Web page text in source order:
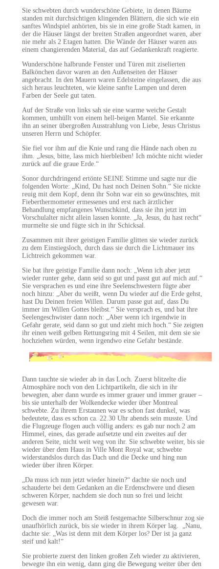
Sie schwebten durch wunderschöne Gebiete, in denen Bäume
standen mit durchsichtigen klingenden Blättern, die sich wie ein
sanftes Windspiel anhörten, bis sie in eine große Stadt kamen, in
der die Häuser längst der breiten Straßen angeordnet waren, aber
nie mehr als 2 Etagen hatten. Die Wände der Häuser waren aus
einem changierenden Material, das auf Gedankenkraft reagierte.
Wunderschöne halbrunde Fenster und Türen mit ziselierten
Balkönchen davor waren an den Außenseiten der Häuser
angebracht. In den Mauern waren Edelsteine eingelassen, die aus
sich heraus leuchteten, wie kleine sanfte Lampen und deren
Farben der Seele gut taten.
Auf der Straße von links sah sie eine warme weiche Gestalt
kommen, umhüllt von einem hell-beigen Mantel. Sie erkannte
ihn an seiner übergroßen Ausstrahlung von Liebe, Jesus Christus
unseren Herrn und Schöpfer.
Sie fiel vor ihm auf die Knie und rang die Hände nach oben zu
ihm. „Jesus, bitte, lass mich hierbleiben! Ich möchte nicht wieder
zurück auf die graue Erde.“
Sonor durchdringend ertönte SEINE Stimme und sagte nur die
folgenden Worte: „Kind, Du hast noch Deinen Sohn.“ Sie nickte
reuig mit dem Kopf, denn ihr Sohn war ein so gewünschtes, mit
Fieberthermometer ermessenes und erst nach ärztlicher
Behandlung empfangenes Wunschkind, dass sie ihn jetzt im
Vorschulalter nicht allein lassen konnte. „Ja, Jesus, du hast recht“
murmelte sie und fügte sich in ihr Schicksal.
Zusammen mit ihrer geistigen Familie glitten sie wieder zurück
zu dem Einstiegsloch, durch dass sie durch die Lichtmauer ins
Lichtreich gekommen war.
Sie bat ihre geistige Familie dann noch: „Wenn ich aber jetzt
wieder runter gehe, dann seid so gut und passt gut auf mich auf.“
Sie versprachen es und eine ihre Seelenschwestern fügte aber
noch hinzu: „Aber du weißt, wenn Du wieder auf die Erde gehst,
hast Du Deinen freien Willen. Darum passe gut auf, dass Du
immer im Willen Gottes bleibst.“ Sie versprach es, und bat ihre
Seelengeschwister dann noch: „Aber wenn ich irgendwie in
Gefahr gerate, seid dann so gut und zieht mich hoch.“ Sie zeigten
ihr einen weiß gelben Rettungsring mit 4 Seilen, mit dem sie sie
hochziehen würden, wenn irgendwo eine Gefahr bestände.
Dann tauchte sie wieder ab in das Loch. Zuerst blitzelte die
Atmosphäre noch von den Lichtpartikeln, die sich in ihr
bewegten, aber dann wurde es immer grauer und immer grauer –
bis sie unterhalb der Wolkendecke wieder über Montreal
schwebte. Zu ihrem Erstaunen war es schon fast dunkel, was
bedeutete, dass es schon ca. 22.30 Uhr abends sein musste. Und
die Flugzeuge flogen auch völlig anders: es gab nur noch 2 am
Himmel, eines, das gerade aufsetzte und ein zweites auf der
anderen Seite, nicht weit weg von ihr. Sie schwebte weiter, bis sie
wieder über dem Haus in Ville Mont Royal war, schwebte
widerstandslos durch das Dach und die Decke und hing nun
wieder über ihren Körper.
„Da muss ich nun jetzt wieder hinein?“ dachte sie noch und
schauderte bei dem Gedanken an die Erdenschwere und diesen
schweren Körper, nachdem sie doch nun so frei und leicht
gewesen war.
Doch die immer noch am Steiß festgemachte Silberschnur zog sie
unaufhörlich zurück, bis sie wieder in ihrem Körper lag. „Nanu,
dachte sie: „Was ist denn mit dem Körper los? Der ist ja ganz
steif und kalt!“
Sie probierte zuerst den linken großen Zeh wieder zu aktivieren,
bewegte ihn ein wenig, dann ging die Bewegung weiter über den